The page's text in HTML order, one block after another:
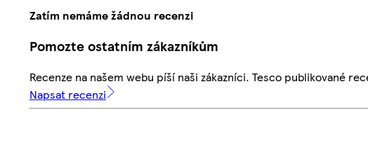
Zatím nemáme žádnou recenzi
Pomozte ostatním zákazníkům
Recenze na našem webu píší naši zákazníci. Tesco publikované
Napsat recenzi